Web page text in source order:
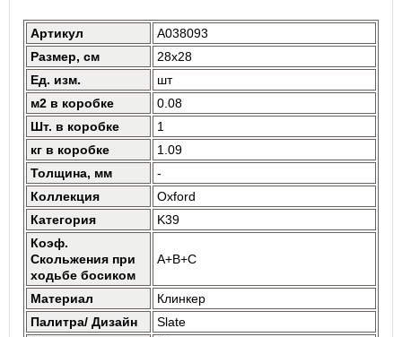
Артикул
A038093
Размер, см
28x28
Ед. изм.
шт
м2 в коробке
0.08
Шт. в коробке
1
кг в коробке
1.09
Толщина, мм
-
Коллекция
Oxford
Категория
K39
Коэф.
Скольжения при
ходьбе босиком
A+B+C
Материал
Клинкер
Палитра/ Дизайн
Slate